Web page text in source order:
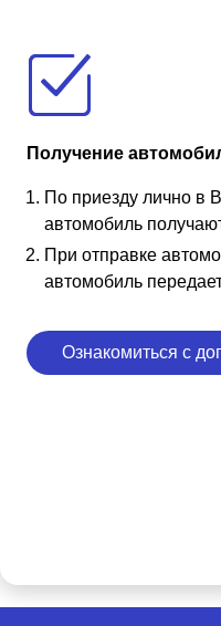
Получение
По приезду лично в
автомобиль
При отправке
автомобиль
Ознакомиться с